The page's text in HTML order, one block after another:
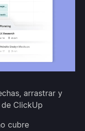
arrastrar y
ClickUp
cubre